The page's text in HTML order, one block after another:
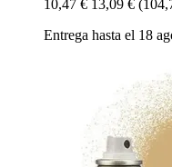
10,47 € 13,09 €
Entrega hasta el 18